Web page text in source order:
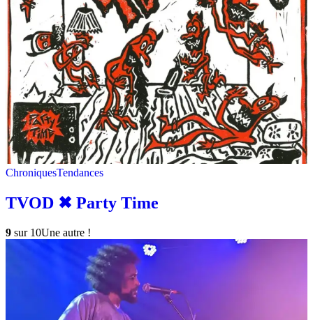
ChroniquesTendances
TVOD ✖︎ Party Time
9 sur 10Une autre !